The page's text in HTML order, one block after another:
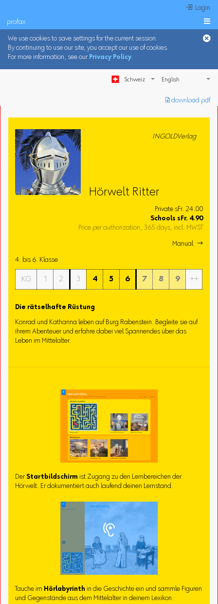
 Login
profax 
We use cookies to save settings for the current session.
By continuing to use our site, you accept our use of cookies.
For more information, see our Privacy Policy.
Schweiz
︎ download pdf
INGOLDVerlag
Hörwelt Ritter
Private sFr. 24.00
Schools sFr. 4.90
Price per authorization, 365 days, incl. MWST
Manual 
4. bis 6. Klasse
KG 1 2 3 4 5 6 7 8 9 ++
Die rätselhafte Rüstung
Konrad und Katharina leben auf Burg Rabenstein. Begleite sie auf
ihrem Abenteuer und erfahre dabei viel Spannendes über das
Leben im Mittelalter.
Der Startbildschirm ist Zugang zu den Lernbereichen der
Hörwelt. Er dokumentiert auch laufend deinen Lernstand.
Tauche im Hörlabyrinth in die Geschichte ein und sammle Figuren
und Gegenstände aus dem Mittelalter in deinem Lexikon.